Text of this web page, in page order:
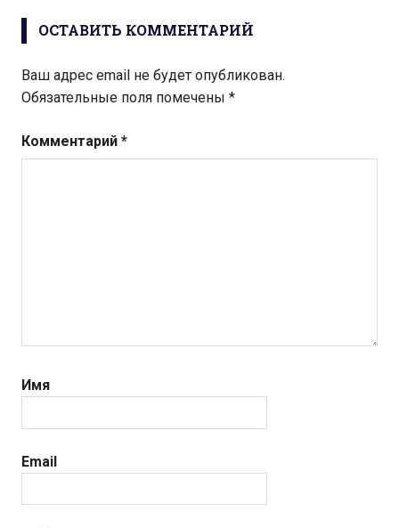
ОСТАВИТЬ КОММЕНТАРИЙ
Ваш адрес email не будет опубликован.
Обязательные поля помечены *
Комментарий *
Имя
Email